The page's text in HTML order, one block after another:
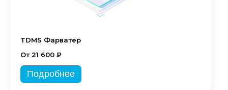
TDMS Фарватер
От 21 600 ₽
Подробнее